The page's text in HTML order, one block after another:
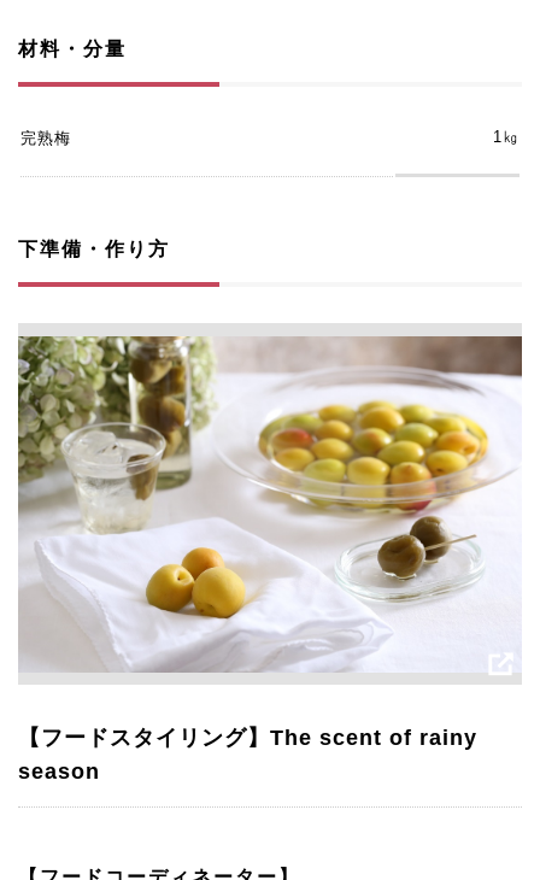
材料・分量
完熟梅 1㎏
下準備・作り方
【フードスタイリング】The scent of rainy
season